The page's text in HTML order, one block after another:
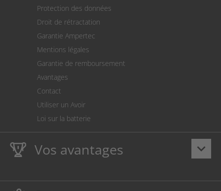
Le calculateur des frais de port
Paramètres des cookies
Protection des données
Droit de rétractation
Garantie Ampertec
Mentions légales
Garantie de remboursement
Avantages
Contact
Utiliser un Avoir
Loi sur la batterie
keyboard_arrow_down
Vos avantages
LaAmpertec Garantie à viesur les encres et toners
protège également votre imprimante.